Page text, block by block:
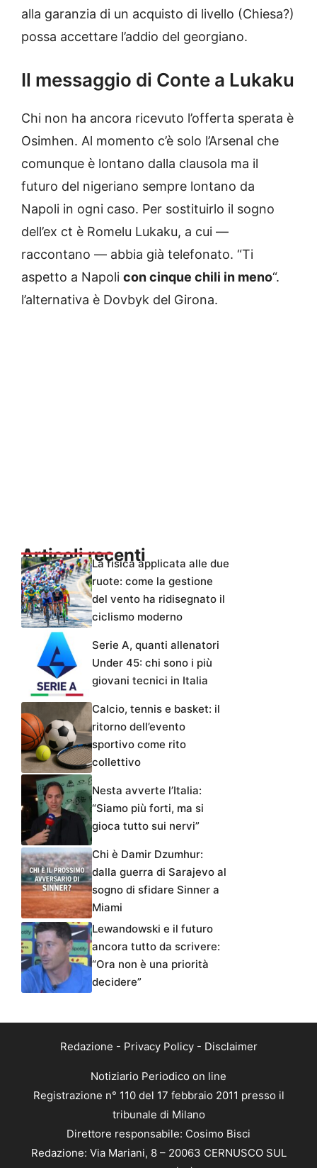
alla garanzia di un acquisto di livello (Chiesa?)
possa accettare l’addio del georgiano.
Il messaggio di Conte a Lukaku
Chi non ha ancora ricevuto l’offerta sperata è
Osimhen. Al momento c’è solo l’Arsenal che
comunque è lontano dalla clausola ma il
futuro del nigeriano sempre lontano da
Napoli in ogni caso. Per sostituirlo il sogno
dell’ex ct è Romelu Lukaku, a cui —
raccontano — abbia già telefonato. “Ti
aspetto a Napoli con cinque chili in meno“.
l’alternativa è Dovbyk del Girona.
Articoli recentiLa fisica applicata alle due
ruote: come la gestione
del vento ha ridisegnato il
ciclismo moderno
Serie A, quanti allenatori
Under 45: chi sono i più
giovani tecnici in Italia
Calcio, tennis e basket: il
ritorno dell’evento
sportivo come rito
collettivo
Nesta avverte l’Italia:
“Siamo più forti, ma si
gioca tutto sui nervi”
Chi è Damir Dzumhur:
dalla guerra di Sarajevo al
sogno di sfidare Sinner a
Miami
Lewandowski e il futuro
ancora tutto da scrivere:
“Ora non è una priorità
decidere”
Redazione - Privacy Policy- Disclaimer
Notiziario Periodico on line
Registrazione n° 110 del 17 febbraio 2011 presso il
tribunale di Milano
Direttore responsabile: Cosimo Bisci
Redazione: Via Mariani, 8 – 20063 CERNUSCO SUL